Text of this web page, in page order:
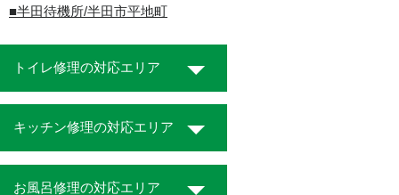
■半田待機所/半田市平地町
トイレ修理の対応エリア
キッチン修理の対応エリア
お風呂修理の対応エリア